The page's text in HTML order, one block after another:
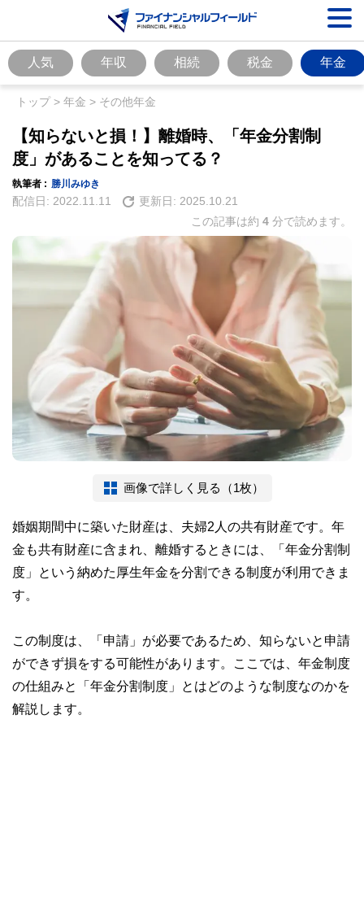
人気 年収 相続 税金 年金
トップ> 年金 > その他年金
【知らないと損！】離婚時、「年金分割制
度」があることを知ってる？
執筆者 : 勝川みゆき
配信日: 2022.11.11 更新日: 2025.10.21
この記事は約 4 分で読めます。
画像で詳しく見る（1枚）
婚姻期間中に築いた財産は、夫婦2人の共有財産です。年
金も共有財産に含まれ、離婚するときには、「年金分割制
度」という納めた厚生年金を分割できる制度が利用できま
す。
この制度は、「申請」が必要であるため、知らないと申請
ができず損をする可能性があります。ここでは、年金制度
の仕組みと「年金分割制度」とはどのような制度なのかを
解説します。